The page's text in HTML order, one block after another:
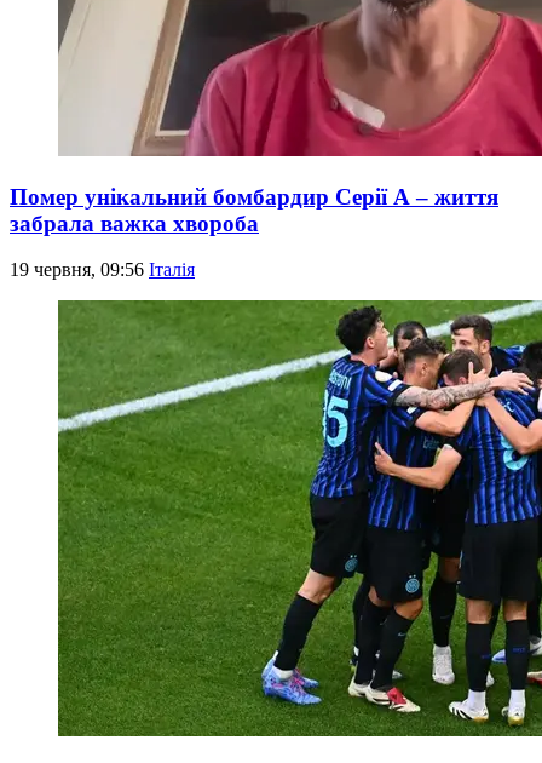
Помер унікальний бомбардир Серії А – життя
забрала важка хвороба
19 червня, 09:56 Італія